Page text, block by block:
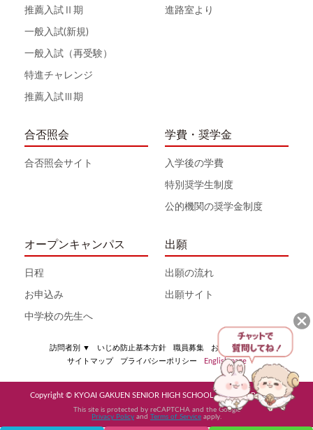
推薦入試Ⅱ期
一般入試(新規)
一般入試（再受験）
特進チャレンジ
推薦入試Ⅲ期
進路室より
合否照会
合否照会サイト
学費・奨学金
入学後の学費
特別奨学生制度
公的機関の奨学金制度
オープンキャンパス
日程
お申込み
中学校の先生へ
出願
出願の流れ
出願サイト
訪問者別 ▼ いじめ防止基本方針 職員募集
お問い合わせ
サイトマップ
プライバシーポリシー English page
Copyright © KYOAI GAKUEN SENIOR HIGH SCHOOL All Rights Reserved
This site is protected by reCAPTCHA and the Google
Privacy Policy and Terms of Service apply.